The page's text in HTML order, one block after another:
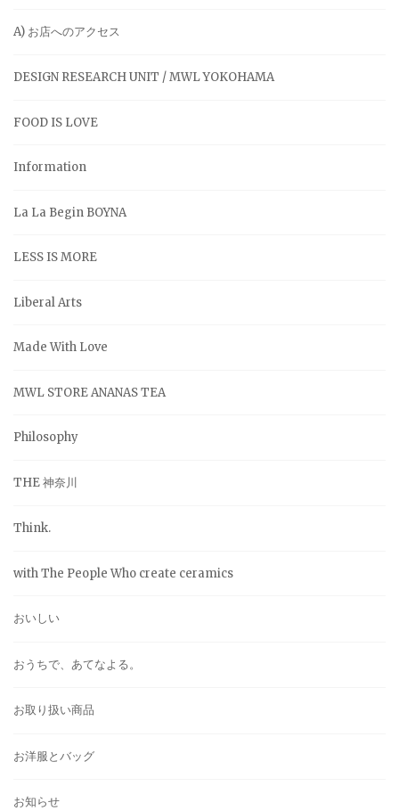
A) お店へのアクセス
DESIGN RESEARCH UNIT / MWL YOKOHAMA
FOOD IS LOVE
Information
La La Begin BOYNA
LESS IS MORE
Liberal Arts
Made With Love
MWL STORE ANANAS TEA
Philosophy
THE 神奈川
Think.
with The People Who create ceramics
おいしい
おうちで、あてなよる。
お取り扱い商品
お洋服とバッグ
お知らせ